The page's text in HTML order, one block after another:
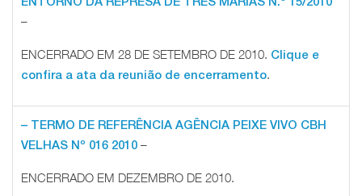
–
ENCERRADO EM 28 DE SETEMBRO DE 2010. Clique e
confira a ata da reunião de encerramento.
– TERMO DE REFERÊNCIA AGÊNCIA PEIXE VIVO CBH
VELHAS Nº 016 2010 –
ENCERRADO EM DEZEMBRO DE 2010.